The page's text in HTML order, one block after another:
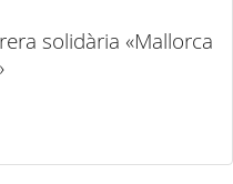
solidària «Mallorca